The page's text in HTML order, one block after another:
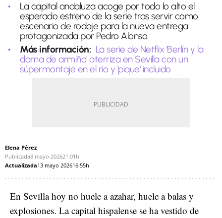
La capital andaluza acoge por todo lo alto el
esperado estreno de la serie tras servir como
escenario de rodaje para la nueva entrega
protagonizada por Pedro Alonso.
Más información: La serie de Netflix 'Berlín y la
dama de armiño' aterriza en Sevilla con un
súpermontaje en el río y 'pique' incluido
Elena Pérez
Publicada8 mayo 202621:01h
Actualizada13 mayo 202616:55h
En Sevilla hoy no huele a azahar, huele a balas y
explosiones. La capital hispalense se ha vestido de